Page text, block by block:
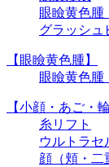
眼瞼黄色腫
グラッシュ
【眼瞼黄色腫】
眼瞼黄色腫
【小顔・あご・
糸リフト
ウルトラセ
顔（頬・二